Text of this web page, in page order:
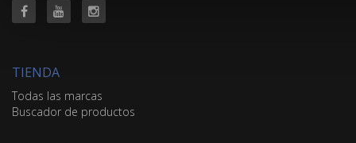
TIENDA
Todas las marcas
Buscador de productos